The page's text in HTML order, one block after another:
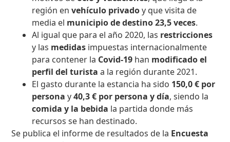
región envehículo privadoy que visita de
media el municipio de destino23,5 veces.
Al igual que para el año 2020, las restricciones
y las medidas impuestas internacionalmente
para contener la Covid-19 han modificado el
perfil del turista a la región durante 2021.
El gasto durante la estancia ha sido 150,0 € por
personay40,3 € por persona y día, siendo la
comida y la bebida la partida donde más
recursos se han destinado.
Se publica el informe de resultados de la Encuesta